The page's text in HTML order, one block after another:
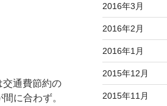
交通費節約の
に合わず。
2016年3月
2016年2月
2016年1月
2015年12月
2015年11月